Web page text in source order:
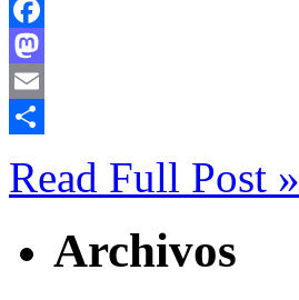
Facebook
Mastodon
Email
Read Full Post »
Archivos